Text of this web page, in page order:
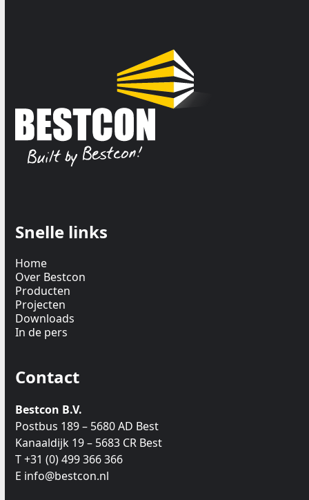
Snelle links
Home
Over Bestcon
Producten
Projecten
Downloads
In de pers
Contact
Bestcon B.V.
Postbus 189 – 5680 AD Best
Kanaaldijk 19 – 5683 CR Best
T +31 (0) 499 366 366
E info@bestcon.nl